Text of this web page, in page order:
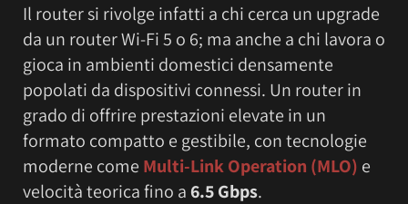
Il router si rivolge infatti a chi cerca un upgrade
da un router Wi-Fi 5 o 6; ma anche a chi lavora o
gioca in ambienti domestici densamente
popolati da dispositivi connessi. Un router in
grado di offrire prestazioni elevate in un
formato compatto e gestibile, con tecnologie
moderne come Multi-Link Operation (MLO) e
velocità teorica fino a6.5 Gbps.